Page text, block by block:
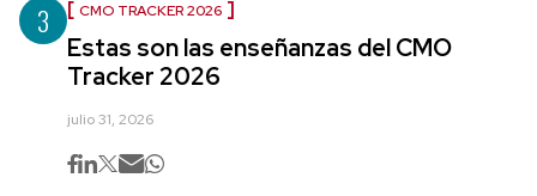
3 CMO TRACKER 2026
Estas son las enseñanzas del CMO
Tracker 2026
julio 31, 2026